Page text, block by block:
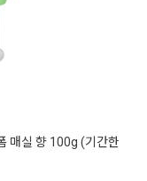
매실 향 100g (기간한